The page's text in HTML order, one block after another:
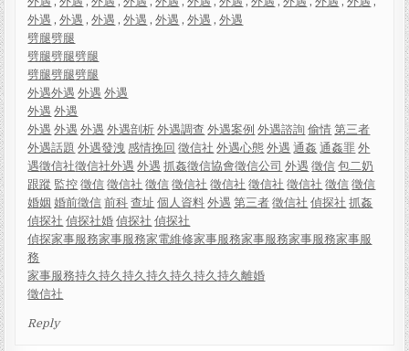
外遇 ,外遇 ,外遇 ,外遇 ,外遇 ,外遇 ,外遇
劈腿劈腿
劈腿劈腿劈腿
劈腿劈腿劈腿
外遇外遇 外遇 外遇
外遇 外遇
外遇 外遇 外遇 外遇剖析 外遇調查 外遇案例 外遇諮詢 偷情 第三者
外遇話題 外遇發洩 感情挽回 徵信社 外遇心態 外遇 通姦 通姦罪 外
遇徵信社徵信社外遇 外遇 抓姦徵信協會徵信公司 外遇 徵信 包二奶
跟蹤 監控 徵信 徵信社 徵信 徵信社 徵信社 徵信社 徵信社 徵信 徵信
婚姻 婚前徵信 前科 查址 個人資料 外遇 第三者 徵信社 偵探社 抓姦
偵探社 偵探社婚 偵探社 偵探社
偵探家事服務家事服務家電維修家事服務家事服務家事服務家事服
務
家事服務持久持久持久持久持久持久持久離婚
徵信社
Reply